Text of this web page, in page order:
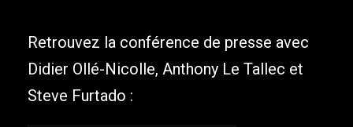
Retrouvez la conférence de presse avec
Didier Ollé-Nicolle, Anthony Le Tallec et
Steve Furtado :